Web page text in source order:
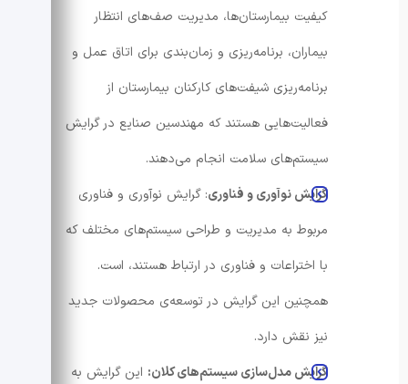
کیفیت بیمارستان‌ها، مدیریت صف‌های انتظار
بیماران، برنامه‌ریزی و زمان‌بندی برای اتاق عمل و
برنامه‌ریزی شیفت‌های کارکنان بیمارستان از
فعالیت‌هایی هستند که مهندسین صنایع در گرایش
سیستم‌های سلامت انجام می‌دهند.
گرایش نوآوری و فناوری: گرایش نوآوری و فناوری
مربوط به مدیریت و طراحی سیستم‌های مختلف که
با اختراعات و فناوری در ارتباط هستند، است.
همچنین این گرایش در توسعه‌ی محصولات جدید
نیز نقش دارد.
گرایش مدل‌سازی سیستم‌های کلان: این گرایش به